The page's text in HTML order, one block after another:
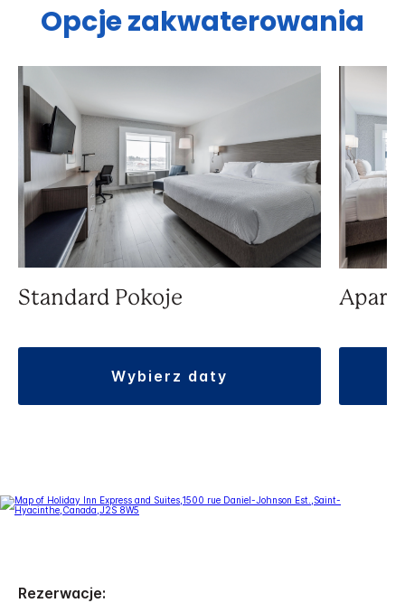
Opcje zakwaterowania
Standard Pokoje
wybierz daty
Rezerwacje: